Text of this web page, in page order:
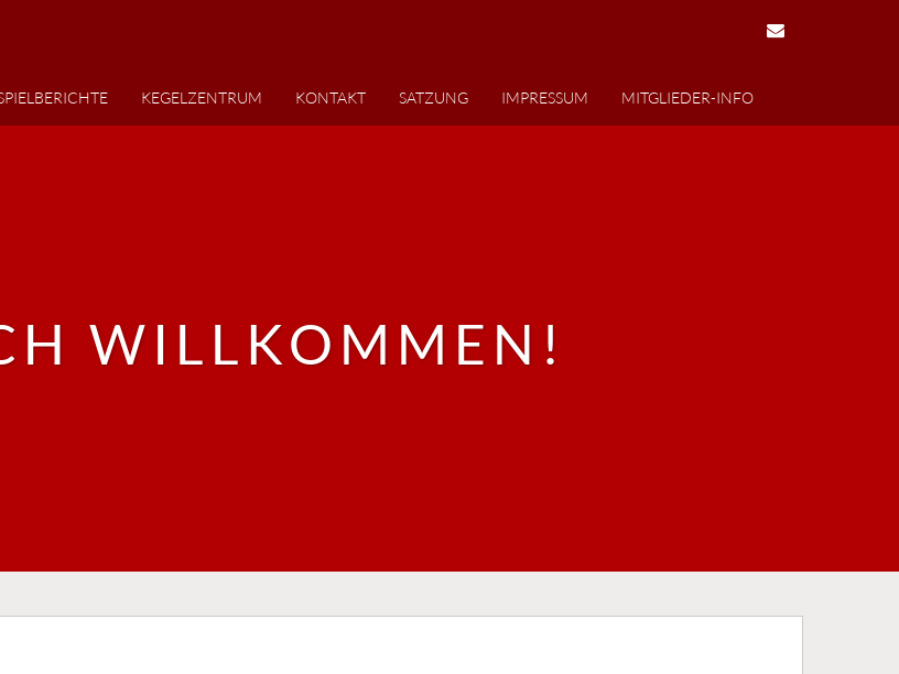
KEGELZENTRUM KONTAKT SATZUNG IMPRESSUM MITGLIEDER-INFO
WILLKOMMEN!